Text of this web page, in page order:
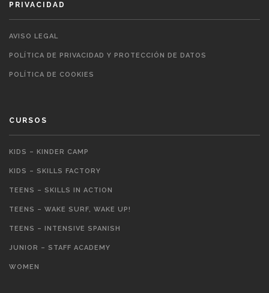
PRIVACIDAD
AVISO LEGAL
POLÍTICA DE PRIVACIDAD Y PROTECCIÓN DE DATOS
POLÍTICA DE COOKIES
CURSOS
KIDS – KINDER CAMP
KIDS – SKILLS FACTORY
TEENS – SKILLS IN ACTION
TEENS – WAKE SURF, WAKE UP!
TEENS – INTENSIVE SPANISH
JUNIOR – STAFF ACADEMY
WOMEN